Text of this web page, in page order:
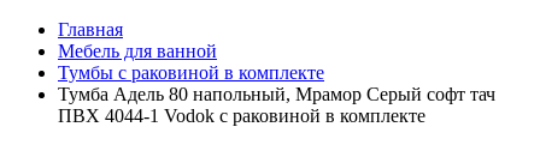
Главная
Мебель для ванной
Тумбы c раковиной в комплекте
Тумба Адель 80 напольный, Мрамор Серый софт тач
ПВХ 4044-1 Vodok с раковиной в комплекте